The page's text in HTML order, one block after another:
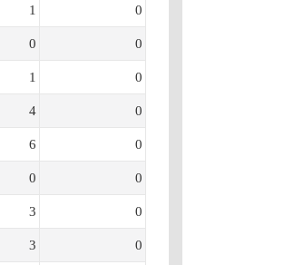
1 0
0 0
1 0
4 0
6 0
0 0
3 0
3 0